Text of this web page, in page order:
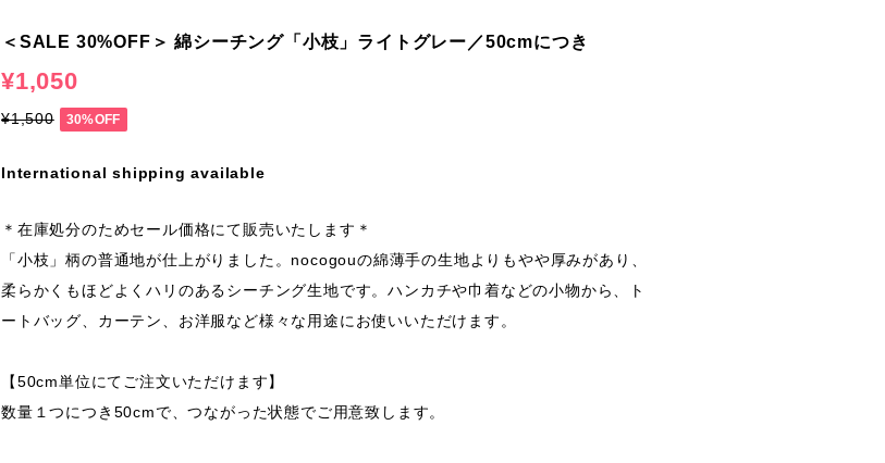
＜SALE 30%OFF＞ 綿シーチング「小枝」ライトグレー／50cmにつき
¥1,050
¥1,500 30%OFF
International shipping available
＊在庫処分のためセール価格にて販売いたします＊
「小枝」柄の普通地が仕上がりました。nocogouの綿薄手の生地よりもやや厚みがあり、
柔らかくもほどよくハリのあるシーチング生地です。ハンカチや巾着などの小物から、ト
ートバッグ、カーテン、お洋服など様々な用途にお使いいただけます。
【50cm単位にてご注文いただけます】
数量１つにつき50cmで、つながった状態でご用意致します。